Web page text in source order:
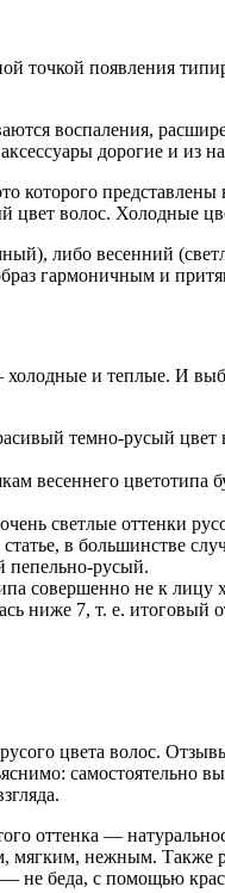
появления
воспаления,
дорогие и из
представлены
цвет волос. Холодные
либо весенний
гармоничным и
и теплые. И
темно-русый
весеннего цветотипа
светлые оттенки
в большинстве
пепельно-русый.
совершенно не к лицу
ниже 7, т. е. итоговый
цвета волос.
самостоятельно
оттенка —
мягким, нежным. Также
не беда, с помощью